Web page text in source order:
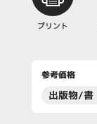
プリント
参考価格
出版物/書